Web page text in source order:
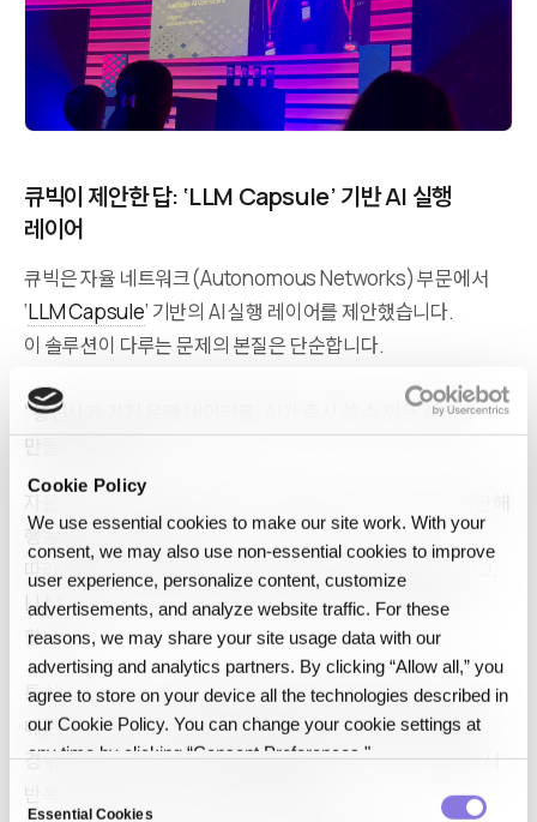
Cookie Policy
We use essential cookies to make our site work. With your
consent, we may also use non‑essential cookies to improve
user experience, personalize content, customize
advertisements, and analyze website traffic. For these
reasons, we may share your site usage data with our
advertising and analytics partners. By clicking “Allow all,” you
agree to store on your device all the technologies described in
our Cookie Policy. You can change your cookie settings at
any time by clicking “Consent Preferences."
Essential Cookies
큐빅이 제안한 답: ‘LLM Capsule’ 기반 AI 실행
레이어
큐빅은 자율 네트워크(Autonomous Networks) 부문에서
‘LLM Capsule’ 기반의 AI 실행 레이어를 제안했습니다.
이 솔루션이 다루는 문제의 본질은 단순합니다.
“통신사가 가진 운영 데이터를, AI가 즉시 쓸 수 있는 상태로
만들 수 있는가?”
자율 네트워크는 방대한 운영 데이터를 실시간으로 읽고 판단해
행동하는 구조입니다.
따라서 데이터가 AI가 활용 가능한 형태로 정리·연결되어 있고,
LLM과 에이전트가 바로 쓸 수 있는 운영 체계가 갖춰져야
합니다.
특히 통신사는 개인정보·민감정보가 포함된 데이터를 다루기
때문에, 규제와 보안 문제로 인해 AI에 즉시 투입하기 어려운
경우가 많습니다. 이 지점이 글로벌 통신사의 AI 도입 과정에서
반복적으로 병목으로 작용되어 왔습니다.